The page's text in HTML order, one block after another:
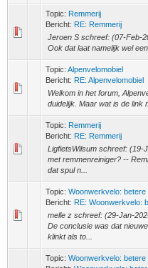
Topic: Remmerij
Bericht: RE: Remmerij
Jeroen S schreef: (07-Feb-
Ook dat laat namelijk wel
Topic: Alpenvelomobiel
Bericht: RE: Alpenvelomobiel
Welkom in het forum,
duidelijk. Maar wat is de link
Topic: Remmerij
Bericht: RE: Remmerij
LigfietsWilsum schreef: (19-
met remmenreiniger? --
dat spul n...
Topic: Woonwerkvelo:
Bericht: RE: Woonwerkvelo:
melle z schreef: (29-Jan-
De conclusie was dat
klinkt als to...
Topic: Woonwerkvelo: